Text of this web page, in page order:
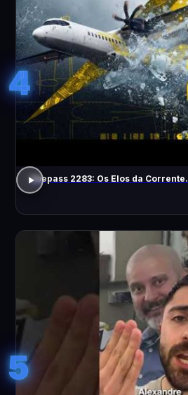
4
Voepass 2283: Os Elos da Corrente.
5